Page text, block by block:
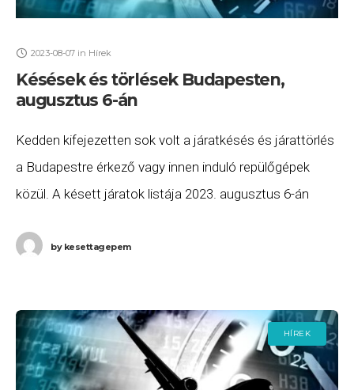
2023-08-07 in Hírek
Késések és törlések Budapesten,
augusztus 6-án
Kedden kifejezetten sok volt a járatkésés és járattörlés
a Budapestre érkező vagy innen induló repülőgépek
közül. A késett járatok listája 2023. augusztus 6-án
bykesettagepem
HÍREK